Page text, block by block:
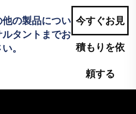
の製品につい
タントまでお
。
今すぐお見
積もりを依
頼する